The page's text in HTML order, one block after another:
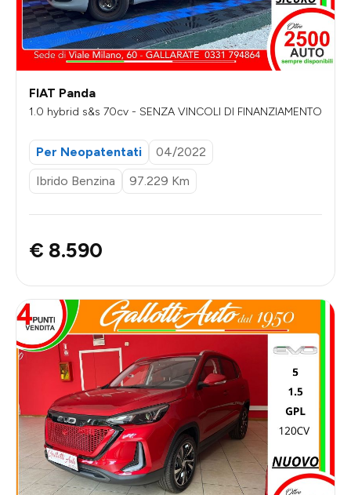
FIAT Panda
1.0 hybrid s&s 70cv - SENZA VINCOLI DI FINANZIAMENTO
Per Neopatentati
04/2022
Ibrido Benzina
97.229 Km
€ 8.590